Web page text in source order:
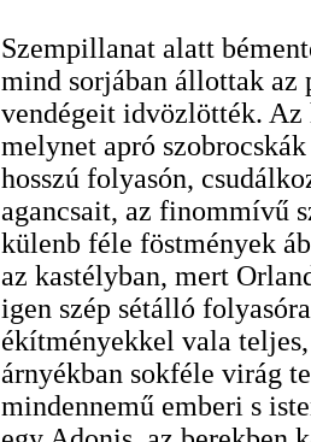
Szempillanat alatt
mind sorjában állottak az
vendégeit idvözlötték. Az
melynet apró
hosszú folyasón,
agancsait, az finommívű
külenb féle föstmények
az kastélyban, mert
igen szép sétálló
ékítményekkel vala
árnyékban sokféle virág
mindennemű emberi s